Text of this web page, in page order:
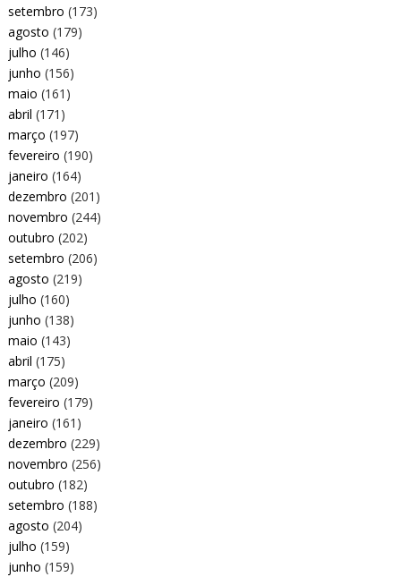
setembro (173)
agosto (179)
julho (146)
junho (156)
maio (161)
abril (171)
março (197)
fevereiro (190)
janeiro (164)
dezembro (201)
novembro (244)
outubro (202)
setembro (206)
agosto (219)
julho (160)
junho (138)
maio (143)
abril (175)
março (209)
fevereiro (179)
janeiro (161)
dezembro (229)
novembro (256)
outubro (182)
setembro (188)
agosto (204)
julho (159)
junho (159)